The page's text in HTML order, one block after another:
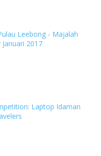
Leebong - Majalah
Januari 2017
Laptop Idaman